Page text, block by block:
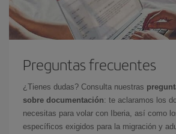
Preguntas frecuentes
¿Tienes dudas? Consulta nuestras
sobre documentación: te aclaramos los
necesitas para volar con Iberia, así como
específicos exigidos para la migración y